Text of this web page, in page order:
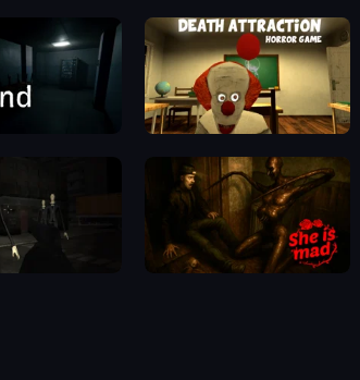
Death Attraction: Horror Game
She is Mad